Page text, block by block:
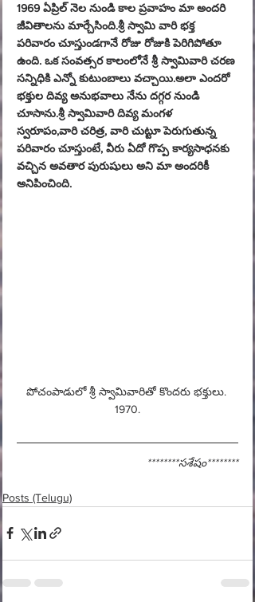
1969 ఏప్రిల్ నెల నుండి కాల ప్రవాహం మా అందరి
జీవితాలను మార్చేసింది.శ్రీ స్వామి వారి భక్త
పరివారం చూస్తుండగానే రోజు రోజుకి పెరిగిపోతూ
ఉంది. ఒక సంవత్సర కాలంలోనే శ్రీ స్వామివారి చరణ
సన్నిధికి ఎన్నో కుటుంబాలు వచ్చాయి.అలా ఎందరో
భక్తుల దివ్య అనుభవాలు నేను దగ్గర నుండి
చూసాను.శ్రీ స్వామివారి దివ్య మంగళ
స్వరూపం,వారి చరిత్ర, వారి చుట్టూ పెరుగుతున్న
పరివారం చూస్తుంటే, వీరు ఏదో గొప్ప కార్యసాధనకు
వచ్చిన అవతార పురుషులు అని మా అందరికీ
అనిపించింది.
పోచంపాడులో శ్రీ స్వామివారితో కొందరు భక్తులు.
1970.
********సశేషం********
Posts (Telugu)